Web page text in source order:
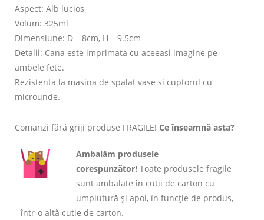
Aspect: Alb lucios
Volum: 325ml
Dimensiune: D – 8cm, H – 9.5cm
Detalii: Cana este imprimata cu aceeasi imagine pe
ambele fete.
Rezistenta la masina de spalat vase si cuptorul cu
microunde.
Comanzi fără griji produse FRAGILE! Ce înseamnă asta?
Ambalăm produsele
corespunzător! Toate produsele fragile
sunt ambalate în cutii de carton cu
umplutură și apoi, în funcție de produs,
într-o altă cutie de carton.